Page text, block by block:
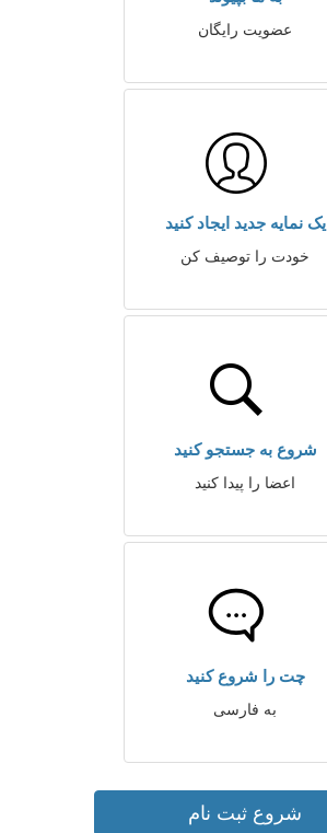
عضویت رایگان
یک نمایه جدید ایجاد کنید
خودت را توصیف کن
شروع به جستجو کنید
اعضا را پیدا کنید
چت را شروع کنید
به فارسی
شروع ثبت نام